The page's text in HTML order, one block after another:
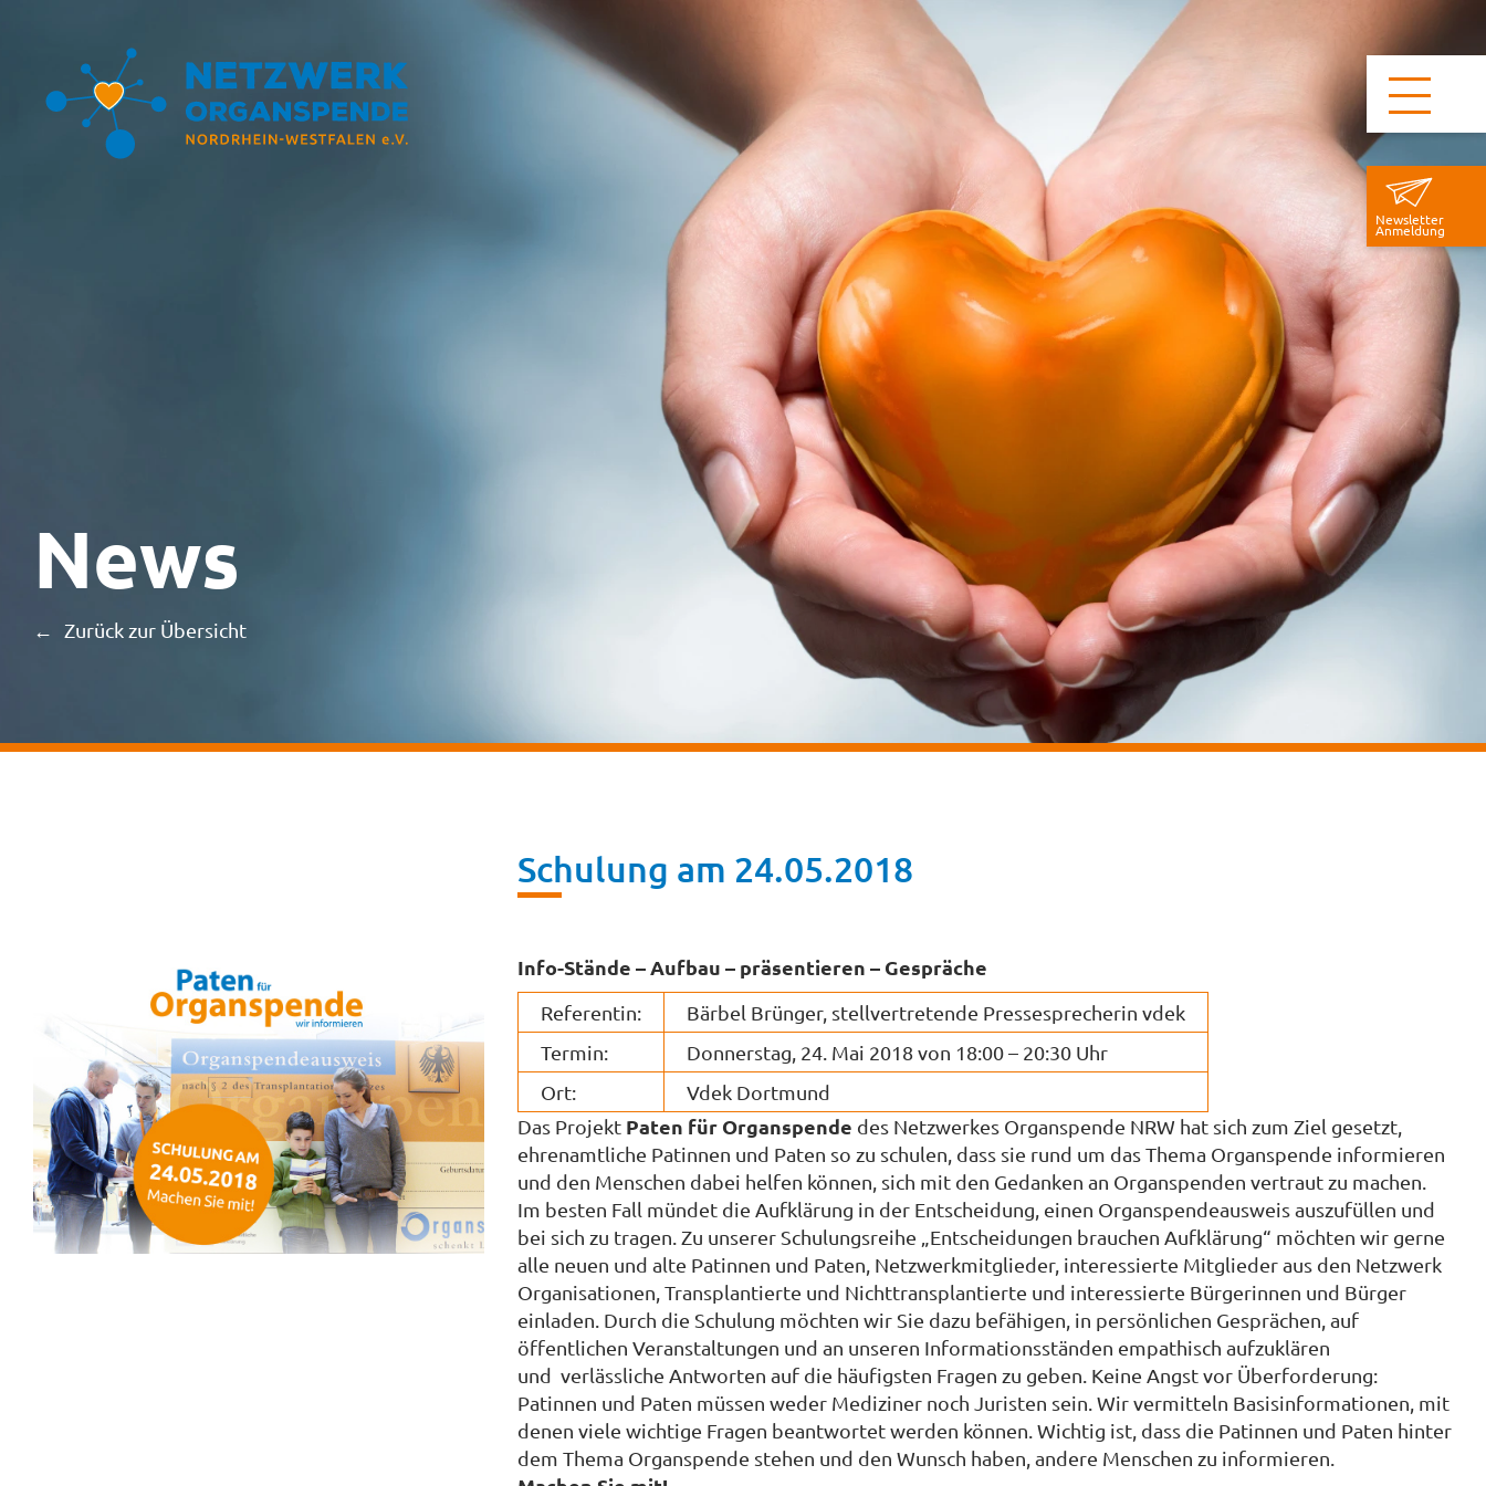
News
Zurück zur Übersicht
Schulung am 24.05.2018
Info-Stände – Aufbau – präsentieren – Gespräche
Referentin:
Bärbel Brünger, stellvertretende Pressesprecherin vdek
Termin:
Donnerstag, 24. Mai 2018 von 18:00 – 20:30 Uhr
Ort:
Vdek Dortmund
Das Projekt Paten für Organspende des Netzwerkes Organspende NRW hat sich zum Ziel gesetzt,
ehrenamtliche Patinnen und Paten so zu schulen, dass sie rund um das Thema Organspende informieren
und den Menschen dabei helfen können, sich mit den Gedanken an Organspenden vertraut zu machen.
Im besten Fall mündet die Aufklärung in der Entscheidung, einen Organspendeausweis auszufüllen und
bei sich zu tragen. Zu unserer Schulungsreihe „Entscheidungen brauchen Aufklärung“ möchten wir gerne
alle neuen und alte Patinnen und Paten, Netzwerkmitglieder, interessierte Mitglieder aus den Netzwerk
Organisationen, Transplantierte und Nichttransplantierte und interessierte Bürgerinnen und Bürger
einladen. Durch die Schulung möchten wir Sie dazu befähigen, in persönlichen Gesprächen, auf
öffentlichen Veranstaltungen und an unseren Informationsständen empathisch aufzuklären
und verlässliche Antworten auf die häufigsten Fragen zu geben. Keine Angst vor Überforderung:
Patinnen und Paten müssen weder Mediziner noch Juristen sein. Wir vermitteln Basisinformationen, mit
denen viele wichtige Fragen beantwortet werden können. Wichtig ist, dass die Patinnen und Paten hinter
dem Thema Organspende stehen und den Wunsch haben, andere Menschen zu informieren.
Newsletter
Anmeldung